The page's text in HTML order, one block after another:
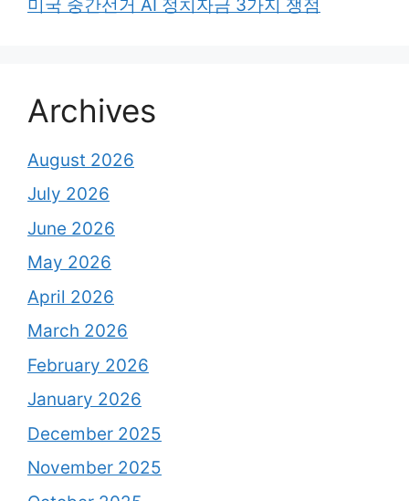
미국 중간선거 AI 정치자금 3가지 쟁점
Archives
August 2026
July 2026
June 2026
May 2026
April 2026
March 2026
February 2026
January 2026
December 2025
November 2025